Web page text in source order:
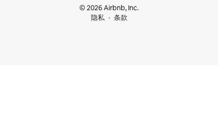
© 2026 Airbnb, Inc.
隐私
条款